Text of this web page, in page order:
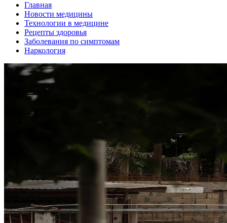
Главная
Новости медицины
Технологии в медицине
Рецепты здоровья
Заболевания по симптомам
Наркология